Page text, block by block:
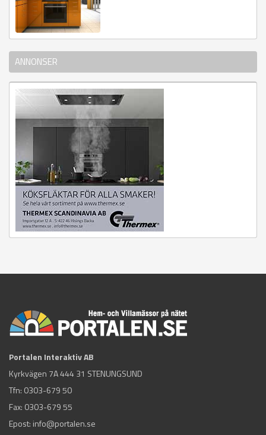
ANNONSER
Portalen Interaktiv AB
Kyrkvägen 7A 444 31 STENUNGSUND
Tfn: 0303-679 50
Fax: 0303-679 55
Epost: info@portalen.se